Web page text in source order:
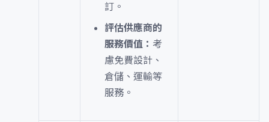
訂。
評估供應商的
服務價值： 考
慮免費設計、
倉儲、運輸等
服務。